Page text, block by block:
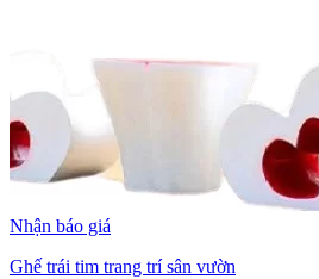
Nhận báo giá
Ghế trái tim trang trí sân vườn